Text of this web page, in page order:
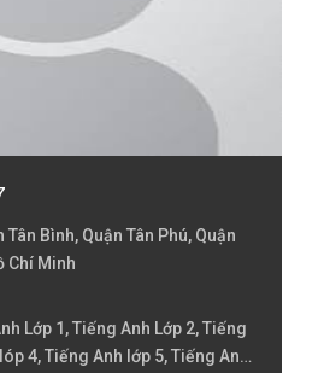
Tân Bình, Quận Tân Phú, Quận
Chí Minh
Lớp 1, Tiếng Anh Lớp 2, Tiếng
4, Tiếng Anh lớp 5, Tiếng Anh